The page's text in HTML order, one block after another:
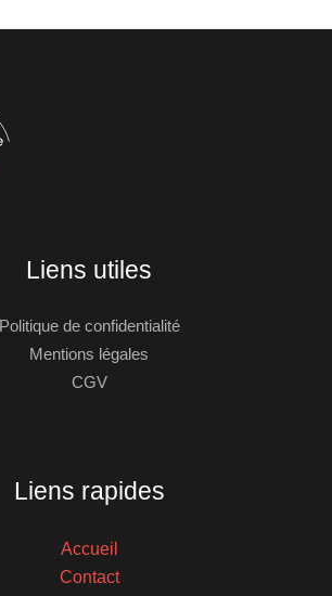
Liens utiles
Politique de confidentialité
Mentions légales
CGV
Liens rapides
Accueil
Contact